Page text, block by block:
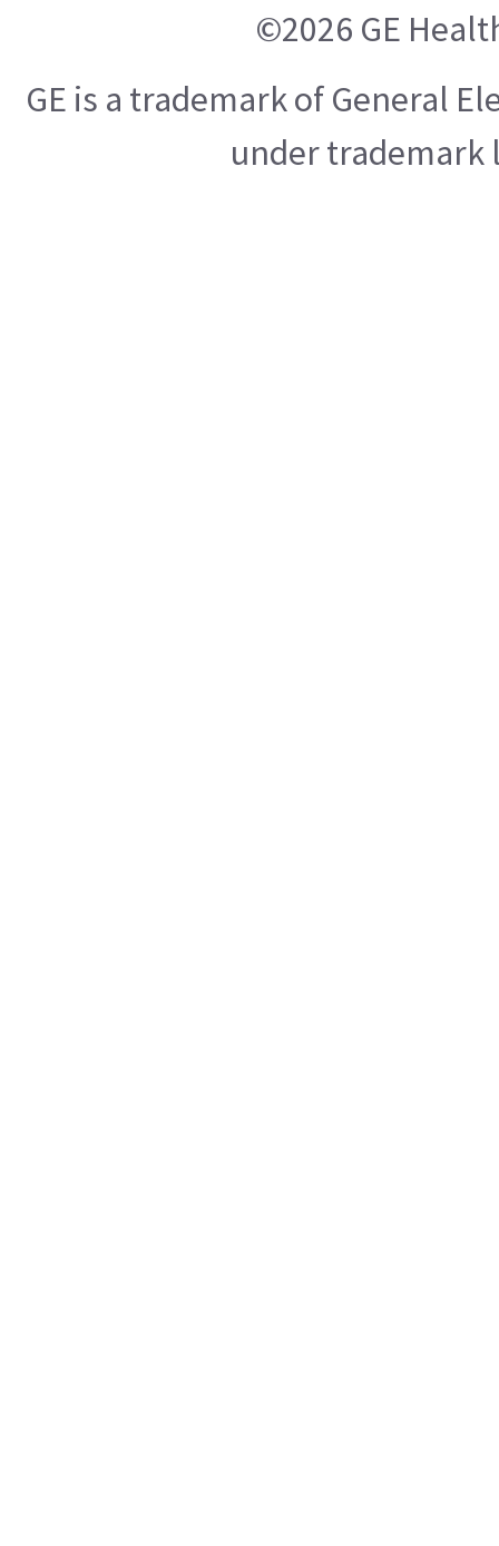
©2026 GE
GE is a trademark of General
under trademark